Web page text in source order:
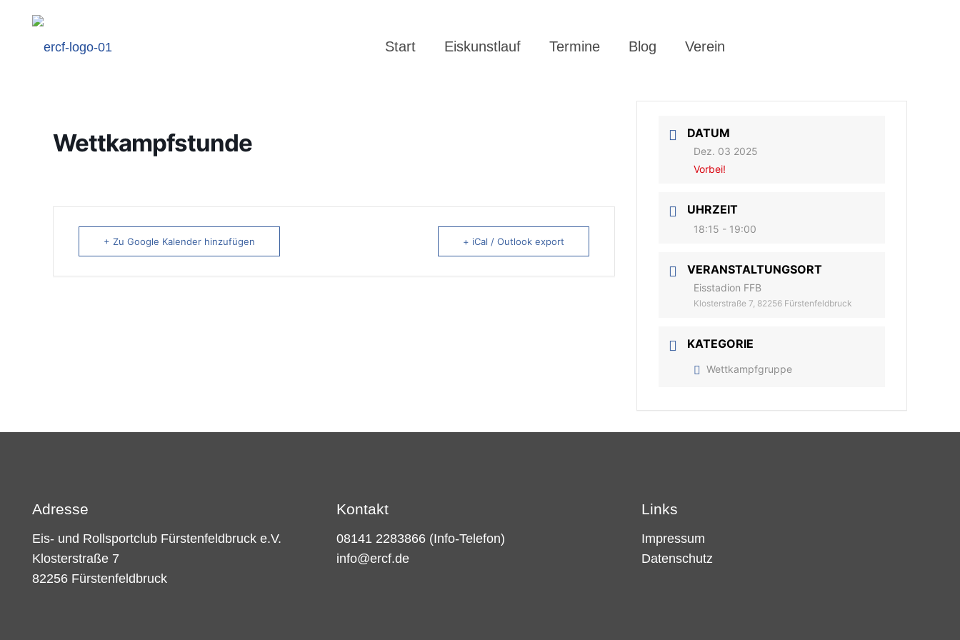
Start Eiskunstlauf Termine Blog Verein
Wettkampfstunde
+ Zu Google Kalender hinzufügen + iCal / Outlook export
DATUM
Dez. 03 2025
Vorbei!
UHRZEIT
18:15 - 19:00
VERANSTALTUNGSORT
Eisstadion FFB
Klosterstraße 7, 82256 Fürstenfeldbruck
KATEGORIE
Wettkampfgruppe
Adresse
Eis- und Rollsportclub Fürstenfeldbruck e.V.
Klosterstraße 7
82256 Fürstenfeldbruck
Kontakt
08141 2283866 (Info-Telefon)
info@ercf.de
Links
Impressum
Datenschutz